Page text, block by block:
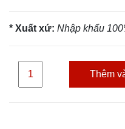
* Xuất xứ: Nhập khẩu
Thêm